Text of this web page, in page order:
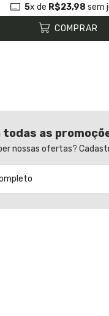
5x de R$23,98 sem
COMPRAR
todas as
nossas ofertas?